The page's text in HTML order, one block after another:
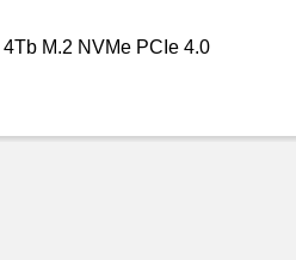
M.2 NVMe PCIe 4.0